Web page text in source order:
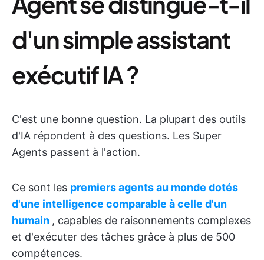
d'un simple assistant
exécutif IA ?
C'est une bonne question. La plupart des outils
d'IA répondent à des questions. Les Super
Agents passent à l'action.
Ce sont les premiers agents au monde dotés
d'une intelligence comparable à celle d'un
humain , capables de raisonnements complexes
et d'exécuter des tâches grâce à plus de 500
compétences.